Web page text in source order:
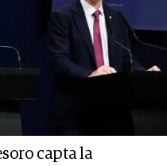
capta la